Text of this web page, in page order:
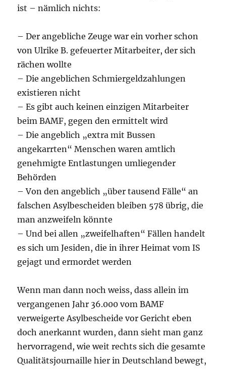
ist – nämlich nichts:
– Der angebliche Zeuge war ein vorher schon
von Ulrike B. gefeuerter Mitarbeiter, der sich
rächen wollte
– Die angeblichen Schmiergeldzahlungen
existieren nicht
– Es gibt auch keinen einzigen Mitarbeiter
beim BAMF, gegen den ermittelt wird
– Die angeblich „extra mit Bussen
angekarrten“ Menschen waren amtlich
genehmigte Entlastungen umliegender
Behörden
– Von den angeblich „über tausend Fälle“ an
falschen Asylbescheiden bleiben 578 übrig, die
man anzweifeln könnte
– Und bei allen „zweifelhaften“ Fällen handelt
es sich um Jesiden, die in ihrer Heimat vom IS
gejagt und ermordet werden
Wenn man dann noch weiss, dass allein im
vergangenen Jahr 36.000 vom BAMF
verweigerte Asylbescheide vor Gericht eben
doch anerkannt wurden, dann sieht man ganz
hervorragend, wie weit rechts sich die gesamte
Qualitätsjournaille hier in Deutschland bewegt,